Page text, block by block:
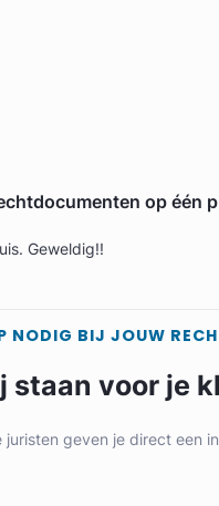
op één
Geweldig!!
NODIG BIJ JOUW
staan voor je
juristen geven je direct een